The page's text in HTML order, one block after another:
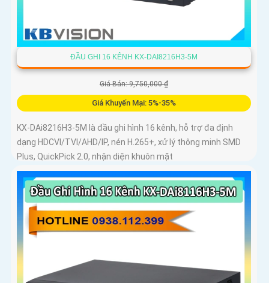
ĐẦU GHI 16 KÊNH KX-DAI8216H3-5M
Giá Bán: 9,750,000 ₫
Giá Khuyến Mại: 5%-35%
KX-DAi8216H3-5M là đầu ghi hình 16 kênh, hỗ trợ đa định
dạng HDCVI/TVI/AHD/IP, nén H.265+, xử lý thông minh SMD
Plus, QuickPick 2.0, nhận diện khuôn mặt